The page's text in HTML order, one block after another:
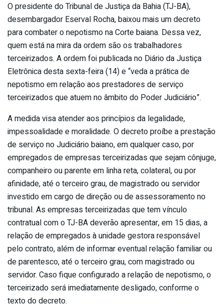
O presidente do Tribunal de Justiça da Bahia (TJ-BA),
desembargador Eserval Rocha, baixou mais um decreto
para combater o nepotismo na Corte baiana. Dessa vez,
quem está na mira da ordem são os trabalhadores
terceirizados. A ordem foi publicada no Diário da Justiça
Eletrônica desta sexta-feira (14) e “veda a prática de
nepotismo em relação aos prestadores de serviço
terceirizados que atuem no âmbito do Poder Judiciário”.
A medida visa atender aos princípios da legalidade,
impessoalidade e moralidade. O decreto proíbe a prestação
de serviço no Judiciário baiano, em qualquer caso, por
empregados de empresas terceirizadas que sejam cônjuge,
companheiro ou parente em linha reta, colateral, ou por
afinidade, até o terceiro grau, de magistrado ou servidor
investido em cargo de direção ou de assessoramento no
tribunal. As empresas terceirizadas que tem vínculo
contratual com o TJ-BA deverão apresentar, em 15 dias, a
relação de empregados à unidade gestora responsável
pelo contrato, além de informar eventual relação familiar ou
de parentesco, até o terceiro grau, com magistrado ou
servidor. Caso fique configurado a relação de nepotismo, o
terceirizado será imediatamente desligado, conforme o
texto do decreto.